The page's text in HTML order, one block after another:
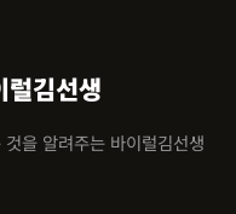
럴김선생
것을 알려주는 바이럴김선생